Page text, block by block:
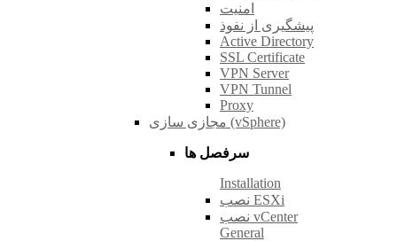
امنیت
پیشگیری از نفوذ
Active Directory
SSL Certificate
VPN Server
VPN Tunnel
Proxy
مجازی سازی (vSphere)
سرفصل ها
Installation
نصب ESXi
نصب vCenter
General